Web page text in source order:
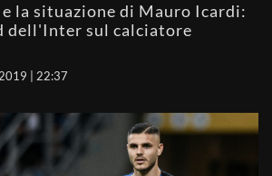
la situazione di Mauro Icardi:
dell'Inter sul calciatore
| 22:37